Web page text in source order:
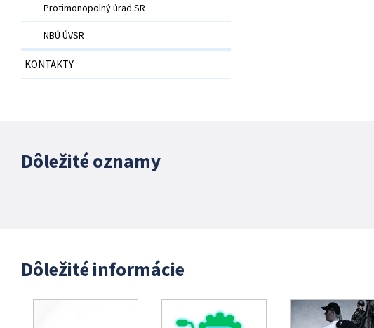
Protimonopolný úrad SR
NBÚ ÚVSR
KONTAKTY
Dôležité oznamy
Dôležité informácie